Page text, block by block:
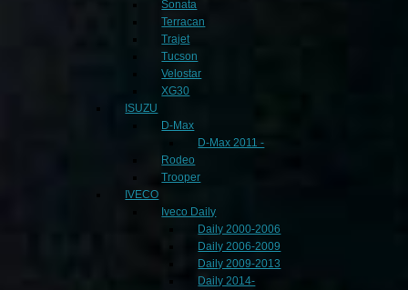
Sonata
Terracan
Trajet
Tucson
Velostar
XG30
ISUZU
D-Max
D-Max 2011 -
Rodeo
Trooper
IVECO
Iveco Daily
Daily 2000-2006
Daily 2006-2009
Daily 2009-2013
Daily 2014-